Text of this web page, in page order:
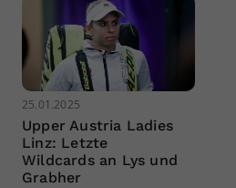
25.01.2025
Upper Austria Ladies
Linz: Letzte
Wildcards an Lys und
Grabher